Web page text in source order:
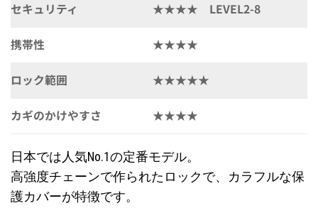
セキュリティ ★★★★ LEVEL2-8
携帯性 ★★★★
ロック範囲 ★★★★★
カギのかけやすさ ★★★★
日本では人気No.1の定番モデル。
高強度チェーンで作られたロックで、カラフルな保
護カバーが特徴です。